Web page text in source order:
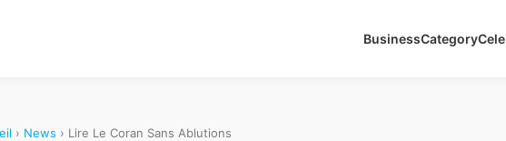
BusinessCategory
› News › Lire Le Coran Sans Ablutions